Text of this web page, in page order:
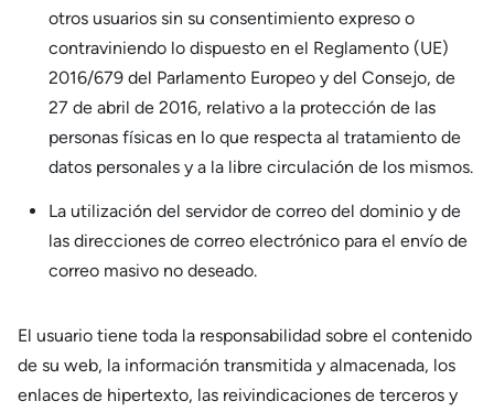
otros usuarios sin su consentimiento expreso o
contraviniendo lo dispuesto en el Reglamento (UE)
2016/679 del Parlamento Europeo y del Consejo, de
27 de abril de 2016, relativo a la protección de las
personas físicas en lo que respecta al tratamiento de
datos personales y a la libre circulación de los mismos.
La utilización del servidor de correo del dominio y de
las direcciones de correo electrónico para el envío de
correo masivo no deseado.
El usuario tiene toda la responsabilidad sobre el contenido
de su web, la información transmitida y almacenada, los
enlaces de hipertexto, las reivindicaciones de terceros y